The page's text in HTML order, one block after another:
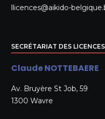
llicences@aikido-
SECRÉTARIAT DES LICENCES
Claude NOTTEBAERE
Av. Bruyère St Job, 59
1300 Wavre